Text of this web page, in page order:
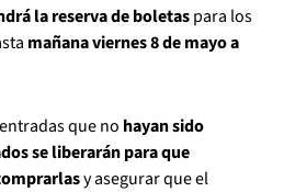
la reserva de boletaspara los
mañana viernes 8 de mayo a
que no hayan sido
se liberarán para que
y asegurar que el